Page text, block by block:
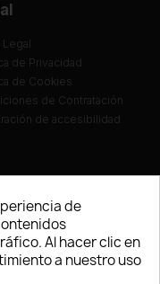
Legal
de Privacidad
de Cookies
de Contratación
de accesibilidad
de
Al hacer clic en
a nuestro uso